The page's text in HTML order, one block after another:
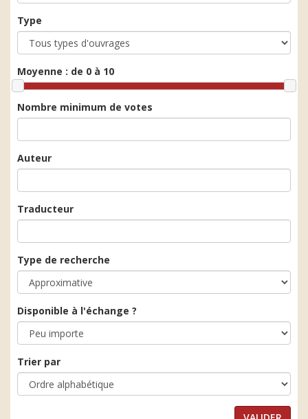
Type
Moyenne : de 0 à 10
Nombre minimum de votes
Auteur
Traducteur
Type de recherche
Disponible à l'échange ?
Trier par